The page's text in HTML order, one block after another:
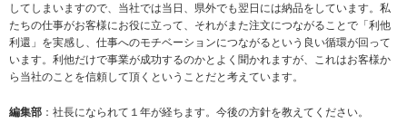
してしまいますので、当社では当日、県外でも翌日には納品をしています。私
たちの仕事がお客様にお役に立って、それがまた注文につながることで「利他
利還」を実感し、仕事へのモチベーションにつながるという良い循環が回って
います。利他だけで事業が成功するのかとよく聞かれますが、これはお客様か
ら当社のことを信頼して頂くということだと考えています。
編集部 ：社長になられて１年が経ちます。今後の方針を教えてください。